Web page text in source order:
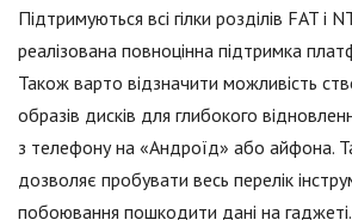
Підтримуються всі гілки розділів FAT і
реалізована повноцінна підтримка
Також варто відзначити можливість
образів дисків для глибокого
з телефону на «Андроїд» або айфона.
дозволяє пробувати весь перелік
побоювання пошкодити дані на гаджеті.